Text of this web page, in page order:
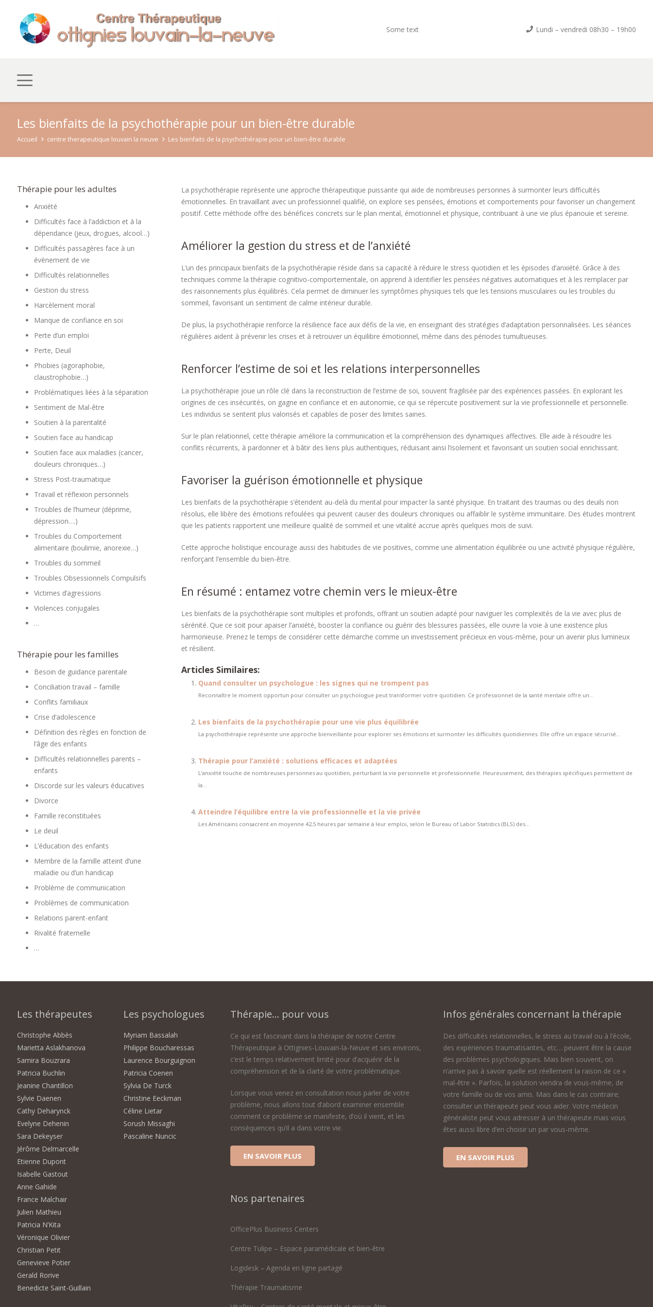
Some text Lundi – vendredi 08h30 – 19h00
Les bienfaits de la psychothérapie pour un bien-être durable
Accueil centre therapeutique louvain la neuve Les bienfaits de la psychothérapie pour un bien-être durable
La psychothérapie représente une approche thérapeutique puissante qui aide de nombreuses personnes à surmonter leurs difficultés
émotionnelles. En travaillant avec un professionnel qualifié, on explore ses pensées, émotions et comportements pour favoriser un changement
positif. Cette méthode offre des bénéfices concrets sur le plan mental, émotionnel et physique, contribuant à une vie plus épanouie et sereine.
Améliorer la gestion du stress et de l’anxiété
L’un des principaux bienfaits de la psychothérapie réside dans sa capacité à réduire le stress quotidien et les épisodes d’anxiété. Grâce à des
techniques comme la thérapie cognitivo-comportementale, on apprend à identifier les pensées négatives automatiques et à les remplacer par
des raisonnements plus équilibrés. Cela permet de diminuer les symptômes physiques tels que les tensions musculaires ou les troubles du
sommeil, favorisant un sentiment de calme intérieur durable.
De plus, la psychothérapie renforce la résilience face aux défis de la vie, en enseignant des stratégies d’adaptation personnalisées. Les séances
régulières aident à prévenir les crises et à retrouver un équilibre émotionnel, même dans des périodes tumultueuses.
Renforcer l’estime de soi et les relations interpersonnelles
La psychothérapie joue un rôle clé dans la reconstruction de l’estime de soi, souvent fragilisée par des expériences passées. En explorant les
origines de ces insécurités, on gagne en confiance et en autonomie, ce qui se répercute positivement sur la vie professionnelle et personnelle.
Les individus se sentent plus valorisés et capables de poser des limites saines.
Sur le plan relationnel, cette thérapie améliore la communication et la compréhension des dynamiques affectives. Elle aide à résoudre les
conflits récurrents, à pardonner et à bâtir des liens plus authentiques, réduisant ainsi l’isolement et favorisant un soutien social enrichissant.
Favoriser la guérison émotionnelle et physique
Les bienfaits de la psychothérapie s’étendent au-delà du mental pour impacter la santé physique. En traitant des traumas ou des deuils non
résolus, elle libère des émotions refoulées qui peuvent causer des douleurs chroniques ou affaiblir le système immunitaire. Des études montrent
que les patients rapportent une meilleure qualité de sommeil et une vitalité accrue après quelques mois de suivi.
Cette approche holistique encourage aussi des habitudes de vie positives, comme une alimentation équilibrée ou une activité physique régulière,
renforçant l’ensemble du bien-être.
En résumé : entamez votre chemin vers le mieux-être
Les bienfaits de la psychothérapie sont multiples et profonds, offrant un soutien adapté pour naviguer les complexités de la vie avec plus de
sérénité. Que ce soit pour apaiser l’anxiété, booster la confiance ou guérir des blessures passées, elle ouvre la voie à une existence plus
harmonieuse. Prenez le temps de considérer cette démarche comme un investissement précieux en vous-même, pour un avenir plus lumineux
et résilient.
Articles Similaires:
Quand consulter un psychologue : les signes qui ne trompent pas
Reconnaître le moment opportun pour consulter un psychologue peut transformer votre quotidien. Ce professionnel de la santé mentale offre un...
Les bienfaits de la psychothérapie pour une vie plus équilibrée
La psychothérapie représente une approche bienveillante pour explorer ses émotions et surmonter les difficultés quotidiennes. Elle offre un espace sécurisé...
Thérapie pour l’anxiété : solutions efficaces et adaptées
L’anxiété touche de nombreuses personnes au quotidien, perturbant la vie personnelle et professionnelle. Heureusement, des thérapies spécifiques permettent de
la...
Atteindre l’équilibre entre la vie professionnelle et la vie privée
Les Américains consacrent en moyenne 42,5 heures par semaine à leur emploi, selon le Bureau of Labor Statistics (BLS) des...
Thérapie pour les adultes
Anxiété
Difficultés face à l’addiction et à la
dépendance (jeux, drogues, alcool…)
Difficultés passagères face à un
évènement de vie
Difficultés relationnelles
Gestion du stress
Harcèlement moral
Manque de confiance en soi
Perte d’un emploi
Perte, Deuil
Phobies (agoraphobie,
claustrophobie…)
Problématiques liées à la séparation
Sentiment de Mal-être
Soutien à la parentalité
Soutien face au handicap
Soutien face aux maladies (cancer,
douleurs chroniques…)
Stress Post-traumatique
Travail et réflexion personnels
Troubles de l’humeur (déprime,
dépression….)
Troubles du Comportement
alimentaire (boulimie, anorexie…)
Troubles du sommeil
Troubles Obsessionnels Compulsifs
Victimes d’agressions
Violences conjugales
…
Thérapie pour les familles
Besoin de guidance parentale
Conciliation travail – famille
Conflits familiaux
Crise d’adolescence
Définition des règles en fonction de
l’âge des enfants
Difficultés relationnelles parents –
enfants
Discorde sur les valeurs éducatives
Divorce
Famille reconstituées
Le deuil
L’éducation des enfants
Membre de la famille atteint d’une
maladie ou d’un handicap
Problème de communication
Problèmes de communication
Relations parent-enfant
Rivalité fraternelle
…
Les thérapeutes
Christophe Abbès
Marietta Aslakhanova
Samira Bouzrara
Patricia Buchlin
Jeanine Chantillon
Sylvie Daenen
Cathy Deharynck
Evelyne Dehenin
Sara Dekeyser
Jérôme Delmarcelle
Etienne Dupont
Isabelle Gastout
Anne Gahide
France Malchair
Julien Mathieu
Patricia N’Kita
Véronique Olivier
Christian Petit
Genevieve Potier
Gerald Rorive
Benedicte Saint-Guillain
Les psychologues
Myriam Bassalah
Philippe Boucharessas
Laurence Bourguignon
Patricia Coenen
Sylvia De Turck
Christine Eeckman
Céline Lietar
Sorush Missaghi
Pascaline Nuncic
Thérapie... pour vous
Ce qui est fascinant dans la thérapie de notre Centre
Thérapeutique à Ottignies-Louvain-la-Neuve et ses environs,
c’est le temps relativement limité pour d’acquérir de la
compréhension et de la clarté de votre problématique.
Lorsque vous venez en consultation nous parler de votre
problème, nous allons tout d’abord examiner ensemble
comment ce problème se manifeste, d’où il vient, et les
conséquences qu’il a dans votre vie.
EN SAVOIR PLUS
Nos partenaires
OfficePlus Business Centers
Centre Tulipe – Espace paramédicale et bien-être
Logidesk – Agenda en ligne partagé
Thérapie Traumatisme
Infos générales concernant la thérapie
Des difficultés relationnelles, le stress au travail ou à l’école,
des expériences traumatisantes, etc… peuvent être la cause
des problèmes psychologiques. Mais bien souvent, on
n’arrive pas à savoir quelle est réellement la raison de ce «
mal-être ». Parfois, la solution viendra de vous-même, de
votre famille ou de vos amis. Mais dans le cas contraire;
consulter un thérapeute peut vous aider. Votre médecin
généraliste peut vous adresser à un thérapeute mais vous
êtes aussi libre d’en choisir un par vous-même.
EN SAVOIR PLUS